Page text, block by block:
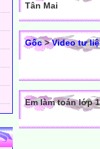
Tân Mai
Gốc>Video tư
Em làm toán lớp 1